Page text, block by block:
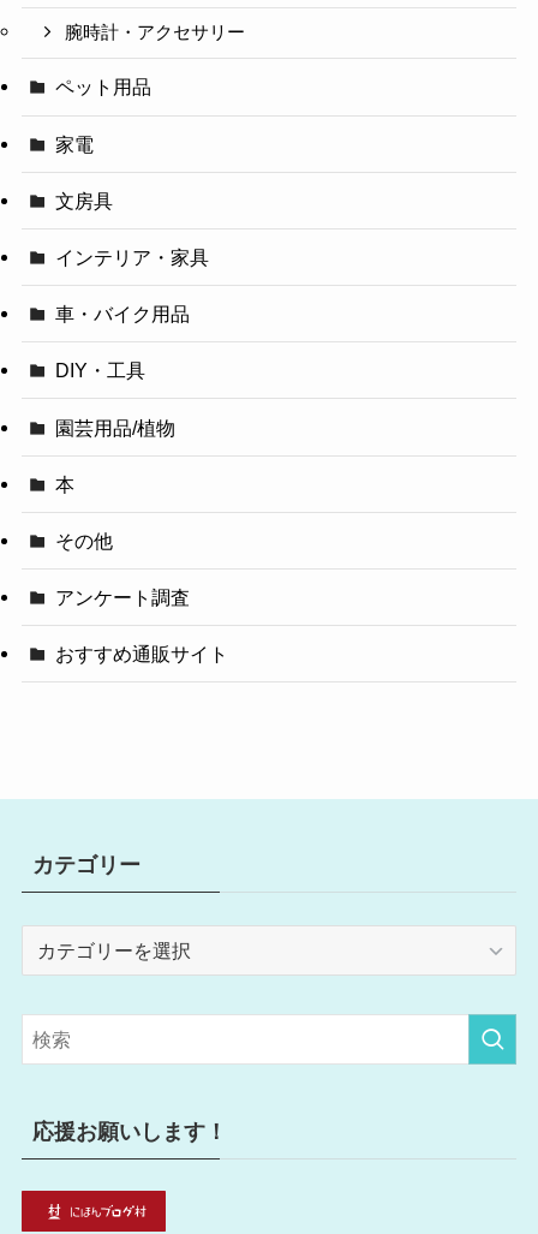
腕時計・アクセサリー
ペット用品
家電
文房具
インテリア・家具
車・バイク用品
DIY・工具
園芸用品/植物
本
その他
アンケート調査
おすすめ通販サイト
カテゴリー
リ
ー
応援お願いします！